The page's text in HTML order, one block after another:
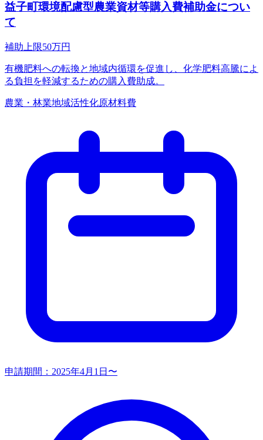
益子町環境配慮型農業資材等購入費補助金につい
て
補助上限50万円
有機肥料への転換と地域内循環を促進し、化学肥料高騰によ
る負担を軽減するための購入費助成。
農業・林業地域活性化原材料費
申請期間： 2025年4月1日〜